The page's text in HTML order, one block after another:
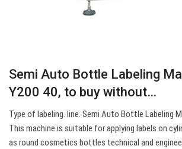
Semi Auto Bottle Labeling
Y200 40, to buy without…
Type of labeling. line. Semi Auto Bottle Labeling
This machine is suitable for applying labels on
as round cosmetics bottles technical and